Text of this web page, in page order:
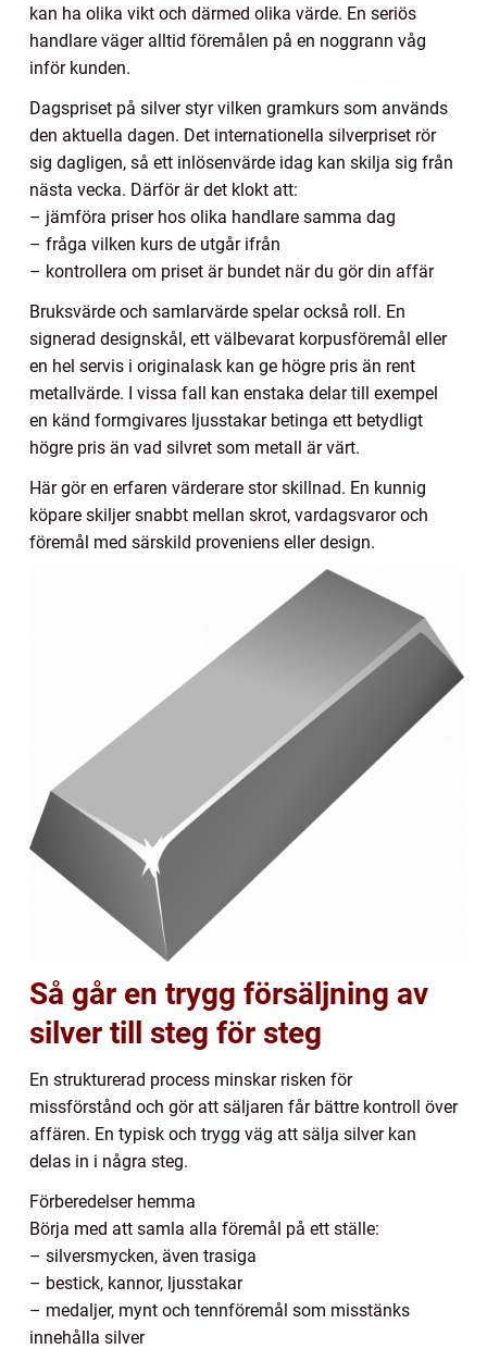
kan ha olika vikt och därmed olika värde. En seriös
handlare väger alltid föremålen på en noggrann våg
inför kunden.
Dagspriset på silver styr vilken gramkurs som används
den aktuella dagen. Det internationella silverpriset rör
sig dagligen, så ett inlösenvärde idag kan skilja sig från
nästa vecka. Därför är det klokt att:
– jämföra priser hos olika handlare samma dag
– fråga vilken kurs de utgår ifrån
– kontrollera om priset är bundet när du gör din affär
Bruksvärde och samlarvärde spelar också roll. En
signerad designskål, ett välbevarat korpusföremål eller
en hel servis i originalask kan ge högre pris än rent
metallvärde. I vissa fall kan enstaka delar till exempel
en känd formgivares ljusstakar betinga ett betydligt
högre pris än vad silvret som metall är värt.
Här gör en erfaren värderare stor skillnad. En kunnig
köpare skiljer snabbt mellan skrot, vardagsvaror och
föremål med särskild proveniens eller design.
Så går en trygg försäljning av
silver till steg för steg
En strukturerad process minskar risken för
missförstånd och gör att säljaren får bättre kontroll över
affären. En typisk och trygg väg att sälja silver kan
delas in i några steg.
Förberedelser hemma
Börja med att samla alla föremål på ett ställe:
– silversmycken, även trasiga
– bestick, kannor, ljusstakar
– medaljer, mynt och tennföremål som misstänks
innehålla silver